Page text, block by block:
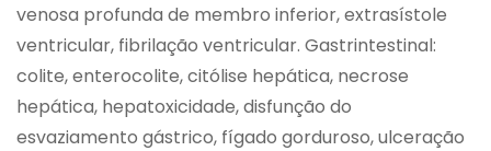
venosa profunda de membro inferior, extrasístole
ventricular, fibrilação ventricular. Gastrintestinal:
colite, enterocolite, citólise hepática, necrose
hepática, hepatoxicidade, disfunção do
esvaziamento gástrico, fígado gorduroso, ulceração